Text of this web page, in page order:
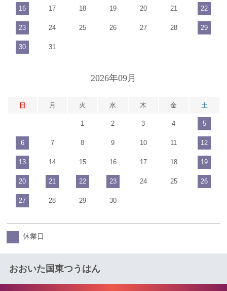
16 17 18 19 20 21 22
23 24 25 26 27 28 29
30 31
2026年09月
日 月 火 水 木 金 土
1 2 3 4 5
6 7 8 9 10 11 12
13 14 15 16 17 18 19
20 21 22 23 24 25 26
27 28 29 30
休業日
おおいた国東つうはん